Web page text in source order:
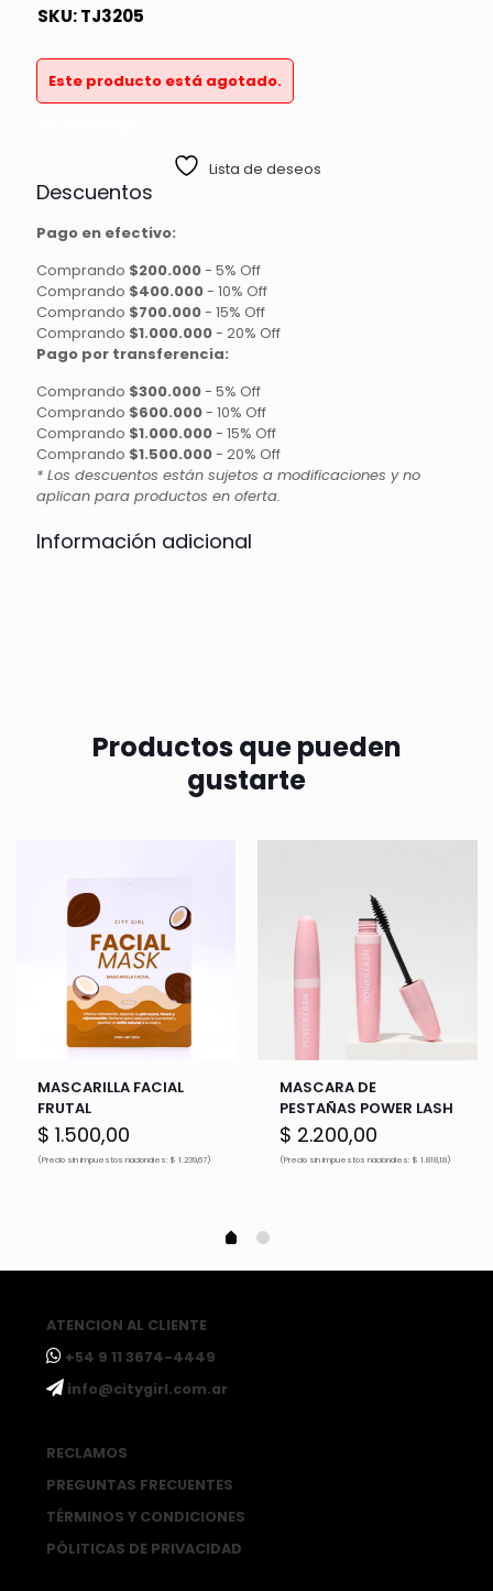
SKU:TJ3205
Este producto está agotado.
Lista de deseos
Descuentos
Pago en efectivo:
Comprando $200.000- 5% Off
Comprando $400.000- 10% Off
Comprando $700.000- 15% Off
Comprando $1.000.000- 20% Off
Pago por transferencia:
Comprando $300.000- 5% Off
Comprando $600.000- 10% Off
Comprando $1.000.000- 15% Off
Comprando $1.500.000- 20% Off
* Los descuentos están sujetos a modificaciones y no
aplican para productos en oferta.
Información adicional
Productos que pueden
gustarte
MASCARILLA FACIAL
FRUTAL
$ 1.500,00
(Precio sin impuestos nacionales: $ 1.239,67)
MASCARA DE
PESTAÑAS POWER LASH
$ 2.200,00
(Precio sin impuestos nacionales: $ 1.818,18)
ATENCION AL CLIENTE
ㅤ+54 9 11 3674-4449
ㅤinfo@citygirl.com.ar
RECLAMOS
PREGUNTAS FRECUENTES
TÉRMINOS Y CONDICIONES
PÓLITICAS DE PRIVACIDAD